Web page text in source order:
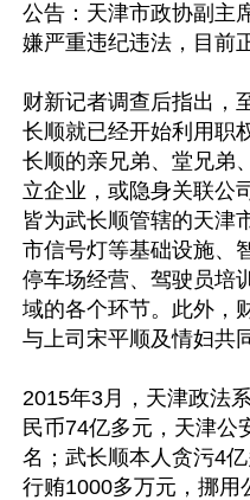
公告：天津市政协副主
嫌严重违纪违法，目前
财新记者调查后指出，
长顺就已经开始利用职
长顺的亲兄弟、堂兄弟
立企业，或隐身关联公
皆为武长顺管辖的天津
市信号灯等基础设施、
停车场经营、驾驶员培
域的各个环节。此外，
与上司宋平顺及情妇共
2015年3月，天津政法
民币74亿多元，天津公
名；武长顺本人贪污4
行贿1000多万元，挪用